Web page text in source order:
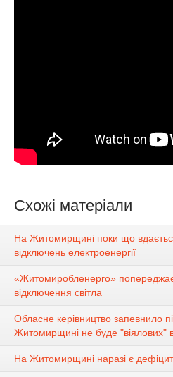
Схожі матеріали
На Житомирщині поки що
відключень електроенергії
«Житомиробленерго»
відключення світла
Обласне керівництво запевнило
Житомирщині не буде "віялових"
На Житомирщині наразі є